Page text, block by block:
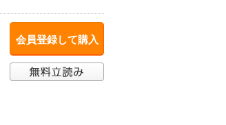
会員登録して購入